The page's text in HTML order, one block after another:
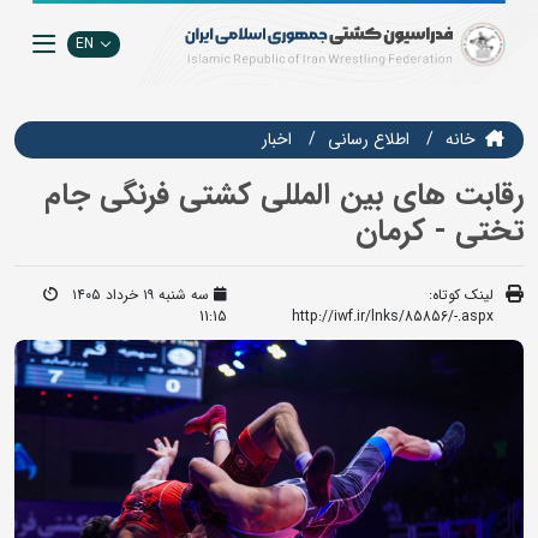
EN
خانه اطلاع رسانی اخبار
رقابت های بین المللی کشتی فرنگی جام
تختی - کرمان
لینک کوتاه:
http://iwf.ir/lnks/85856/-.aspx
سه شنبه ۱۹ خرداد ۱۴۰۵
11:15